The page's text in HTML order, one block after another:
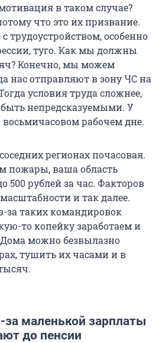
в таком случае?
что это их призвание.
трудоустройством, особенно
туго. Как мы должны
Конечно, мы можем
нас отправляют в зону ЧС на
условия труда сложнее,
непредсказуемыми. У
рабочем дне.
регионах почасовая.
пожары, ваша область
500 рублей за час. Факторов
и так далее.
за таких командировок
то копейку заработаем и
можно безвылазно
тушить их часами и в
маленькой зарплаты
до пенсии